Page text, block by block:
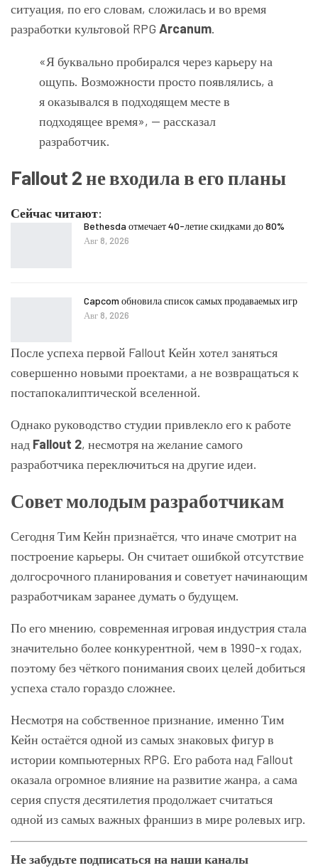
ситуация, по его словам, сложилась и во время
разработки культовой RPG Arcanum.
«Я буквально пробирался через карьеру на
ощупь. Возможности просто появлялись, а
я оказывался в подходящем месте в
подходящее время», — рассказал
разработчик.
Fallout 2 не входила в его планы
Сейчас читают:
Bethesda отмечает 40-летие скидками до 80%
Авг 8, 2026
Capcom обновила список самых продаваемых игр
Авг 8, 2026
После успеха первой Fallout Кейн хотел заняться
совершенно новыми проектами, а не возвращаться к
постапокалиптической вселенной.
Однако руководство студии привлекло его к работе
над Fallout 2, несмотря на желание самого
разработчика переключиться на другие идеи.
Совет молодым разработчикам
Сегодня Тим Кейн признаётся, что иначе смотрит на
построение карьеры. Он считает ошибкой отсутствие
долгосрочного планирования и советует начинающим
разработчикам заранее думать о будущем.
По его мнению, современная игровая индустрия стала
значительно более конкурентной, чем в 1990-х годах,
поэтому без чёткого понимания своих целей добиться
успеха стало гораздо сложнее.
Несмотря на собственное признание, именно Тим
Кейн остаётся одной из самых знаковых фигур в
истории компьютерных RPG. Его работа над Fallout
оказала огромное влияние на развитие жанра, а сама
серия спустя десятилетия продолжает считаться
одной из самых важных франшиз в мире ролевых игр.
Не забудьте подписаться на наши каналы